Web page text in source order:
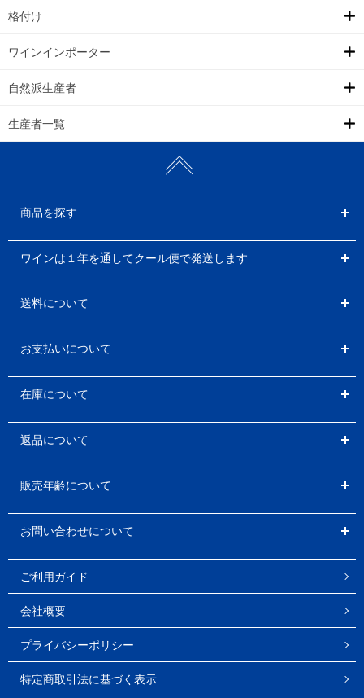
格付け
ワインインポーター
自然派生産者
生産者一覧
商品を探す
ワインは１年を通してクール便で発送します
送料について
お支払いについて
在庫について
返品について
販売年齢について
お問い合わせについて
ご利用ガイド
会社概要
プライバシーポリシー
特定商取引法に基づく表示